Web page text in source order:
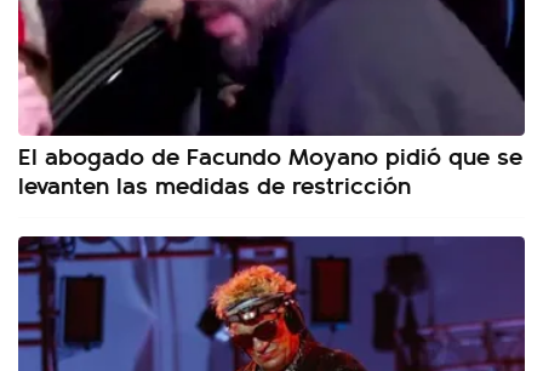
El abogado de Facundo Moyano pidió que se
levanten las medidas de restricción